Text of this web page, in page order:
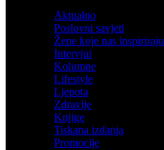
Aktualno
Poslovni savjeti
Žene koje nas inspiriraju
Intervjui
Kolumne
Lifestyle
Ljepota
Zdravlje
Knjige
Tiskana izdanja
Promocije